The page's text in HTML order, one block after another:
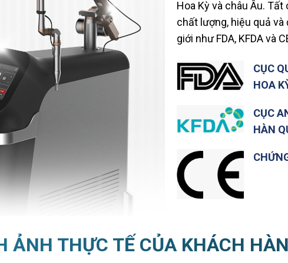
Hoa Kỳ và châu Âu.
chất lượng, hiệu quả
giới như FDA, KFDA và
CỤC
HOA
CỤC
HÀN
ẢNH THỰC TẾ CỦA KHÁCH